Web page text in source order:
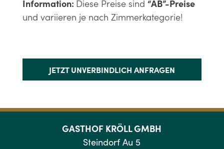
Information: Diese Preise sind “AB”-Preise
und variieren je nach Zimmerkategorie!
JETZT UNVERBINDLICH ANFRAGEN
GASTHOF KRÖLL GMBH
Steindorf Au 5